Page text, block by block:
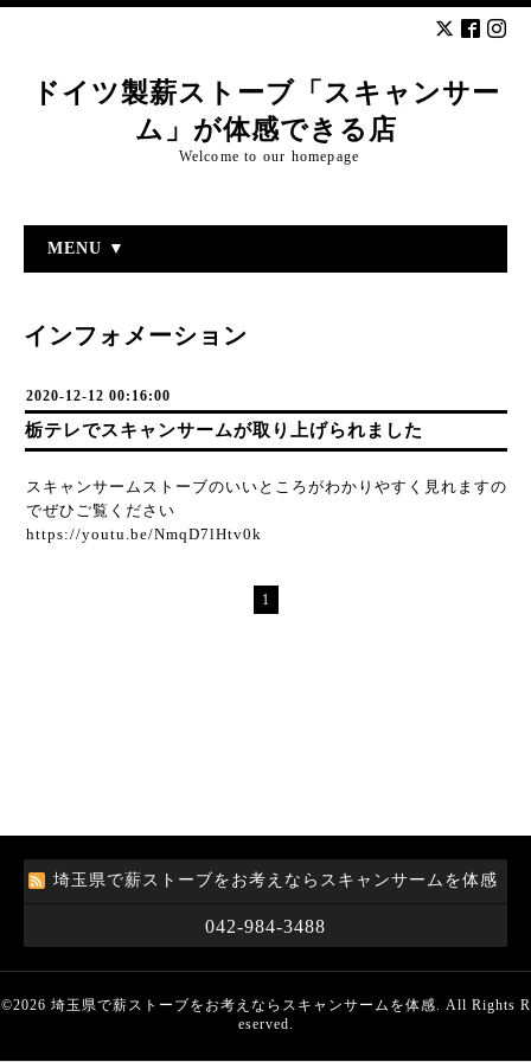
ドイツ製薪ストーブ「スキャンサー
ム」が体感できる店
Welcome to our homepage
MENU ▼
インフォメーション
2020-12-12 00:16:00
栃テレでスキャンサームが取り上げられました
スキャンサームストーブのいいところがわかりやすく見れますの
でぜひご覧ください
https://youtu.be/NmqD7lHtv0k
1
埼玉県で薪ストーブをお考えならスキャンサームを体感
042-984-3488
©2026 埼玉県で薪ストーブをお考えならスキャンサームを体感. All Rights R
eserved.